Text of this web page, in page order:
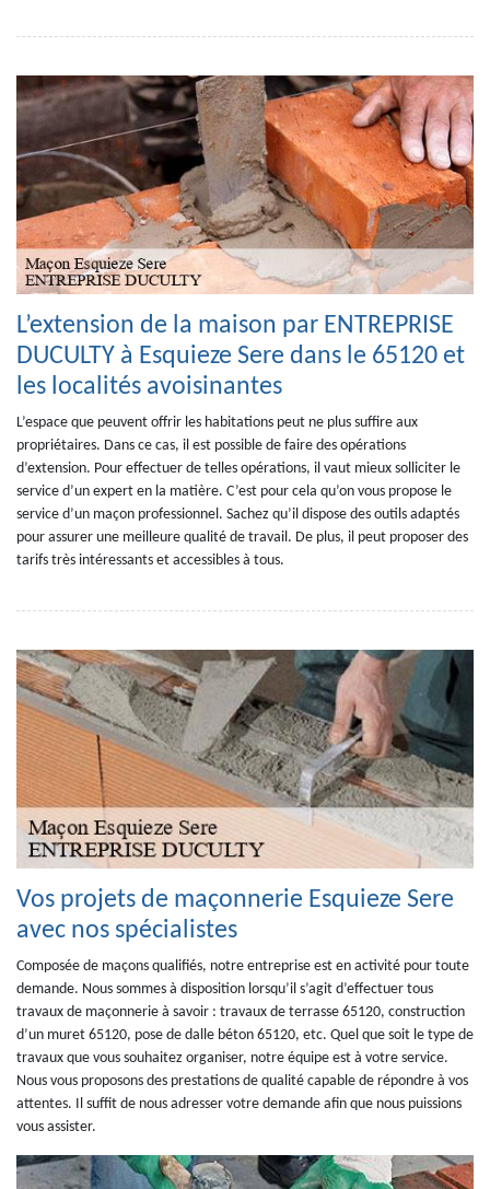
L’extension de la maison par ENTREPRISE
DUCULTY à Esquieze Sere dans le 65120 et
les localités avoisinantes
L’espace que peuvent offrir les habitations peut ne plus suffire aux
propriétaires. Dans ce cas, il est possible de faire des opérations
d’extension. Pour effectuer de telles opérations, il vaut mieux solliciter le
service d’un expert en la matière. C’est pour cela qu’on vous propose le
service d’un maçon professionnel. Sachez qu’il dispose des outils adaptés
pour assurer une meilleure qualité de travail. De plus, il peut proposer des
tarifs très intéressants et accessibles à tous.
Vos projets de maçonnerie Esquieze Sere
avec nos spécialistes
Composée de maçons qualifiés, notre entreprise est en activité pour toute
demande. Nous sommes à disposition lorsqu’il s’agit d’effectuer tous
travaux de maçonnerie à savoir : travaux de terrasse 65120, construction
d’un muret 65120, pose de dalle béton 65120, etc. Quel que soit le type de
travaux que vous souhaitez organiser, notre équipe est à votre service.
Nous vous proposons des prestations de qualité capable de répondre à vos
attentes. Il suffit de nous adresser votre demande afin que nous puissions
vous assister.